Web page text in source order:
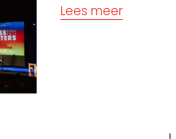
Lees meer